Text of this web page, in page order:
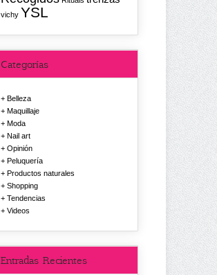
vichy YSL
Categorías
Belleza
Maquillaje
Moda
Nail art
Opinión
Peluquería
Productos naturales
Shopping
Tendencias
Videos
Entradas Recientes